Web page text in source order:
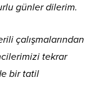
günler dilerim.
çalışmalarından
tekrar
bir tatil